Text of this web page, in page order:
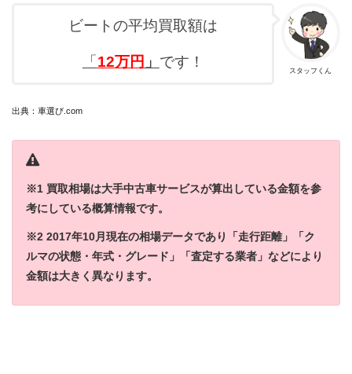
スタッフくん
ビートの平均買取額は
「 12万円 」 です！
出典：車選び.com
※1 買取相場は大手中古車サービスが算出している金額を参
考にしている概算情報です。
※2 2017年10月現在の相場データであり「走行距離」「ク
ルマの状態・年式・グレード」「査定する業者」などにより
金額は大きく異なります。